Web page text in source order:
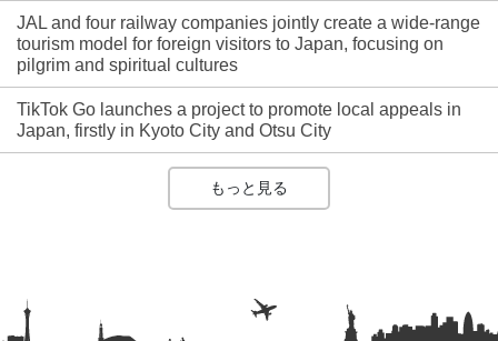
JAL and four railway companies jointly create a wide-range
tourism model for foreign visitors to Japan, focusing on
pilgrim and spiritual cultures
TikTok Go launches a project to promote local appeals in
Japan, firstly in Kyoto City and Otsu City
もっと見る